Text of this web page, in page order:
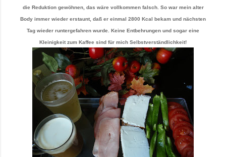
die Reduktion gewöhnen, das wäre vollkommen falsch. So war mein alter
Body immer wieder erstaunt, daß er einmal 2800 Kcal bekam und nächsten
Tag wieder runtergefahren wurde. Keine Entbehrungen und sogar eine
Kleinigkeit zum Kaffee sind für mich Selbstverständlichkeit!